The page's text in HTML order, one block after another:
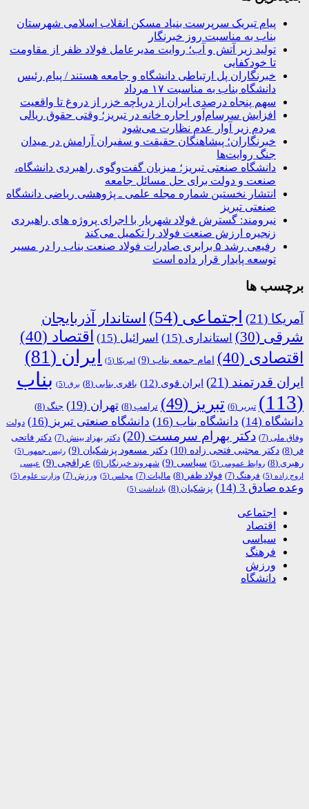
پیام تبریک سرپرست بنیاد مسکن انقلاب اسلامی شهرستان
بناب به مناسبت روز خبرنگار
تولید زیر آتش و آب؛ روایت مدیرعامل فولاد ظفر از مقاومت
تا خودکفایی
خبرنگاران پل ارتباطی دانشگاه و جامعه هستند / پیام رئیس
دانشگاه بناب به مناسبت ۱۷ مرداد
سهم پنجاه درصدی ایران از دریاچه خزر از دروغ تا واقعیت
افزایش سرسام‌آور اجاره خانه در تبریز؛ وقتی حقوق ریالی
مردم زیر آوار عدم نظارت می‌شود
خبرنگاران؛ پیشاهنگان حقیقت و سفیران آرامش در میدان
جنگ روایت‌ها
دانشگاه صنعتی تبریز؛ میزبان گفت‌وگوی راهبردی دانشگاه،
صنعت و دولت برای حل مسائل جامعه
انتشار نخستین شماره مجله علمی ـ پژوهشی ریاضی دانشگاه
صنعتی تبریز
نیرومند: گسترش فولاد شهریار با اجرای پروژه های راهبردی
زنجیره ارزش صنعت فولاد را تکمیل می‌کند
رفیعی رشد ۵ برابری صادرات فولاد صنعت بناب را در مسیر
توسعه پایدار قرار داده است
برچسب ها
آمریکا (21) اجتماعی (54)
استاندار آذربایجان
شرقی (30) استانداری (15) اسرائیل (15) اقتصاد (40)
اقتصادی (40) امام جمعه بناب (9) امریکا (5) ایران (81)
ایران قدرتمند (21) ایران قوی (12) باقری بنابی (8) برق (5)
بناب
(113)
تبریر (6) تبریز (49) ترامپ (8) تهران (19) جنگ (8)
دانشگاه (14) دانشگاه بناب (16) دانشگاه صنعتی تبریز (16)
دولت
وفاق ملی (7) دکتر بهرام سرمست (20) دکتر بهزاد بینش (7)
دکتر فاتحی
فر (8) دکتر مجتبی فتحی زاده (10) دکتر مسعود پزشکیان (9) رئیس جمهور (5)
رهبری (8) روابط عمومی (5) سیاسی (9) شهروند خبرنگار (6) عراقچی (9)
عیسی
اروج زاده (5) فرهنگ (7) فولاد ظفر (8) مالیات (7) مجلس (5) ورزش (7) وزارت علوم (5)
وعده صادق 3 (14) پزشکیان (8) یادداشت (5)
اجتماعی
اقتصاد
سیاسی
فرهنگ
ورزش
دانشگاه